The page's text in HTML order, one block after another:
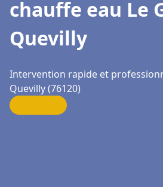
chauffe eau Le
Quevilly
Intervention rapide et
Quevilly (76120)